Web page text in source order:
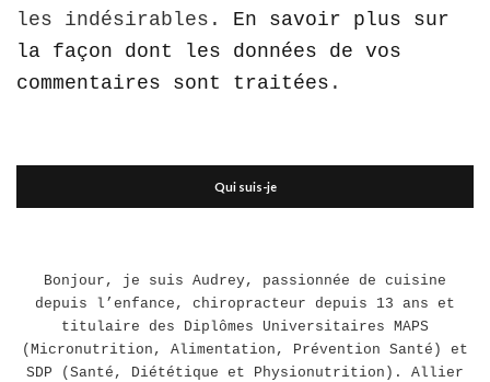
les indésirables. En savoir plus sur
la façon dont les données de vos
commentaires sont traitées .
Qui suis-je
Bonjour, je suis Audrey, passionnée de cuisine
depuis l’enfance, chiropracteur depuis 13 ans et
titulaire des Diplômes Universitaires MAPS
(Micronutrition, Alimentation, Prévention Santé) et
SDP (Santé, Diététique et Physionutrition). Allier